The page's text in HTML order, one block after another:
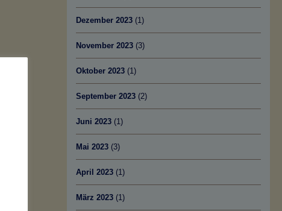
Dezember 2023 (1)
November 2023 (3)
Oktober 2023 (1)
September 2023 (2)
Juni 2023 (1)
Mai 2023 (3)
April 2023 (1)
März 2023 (1)